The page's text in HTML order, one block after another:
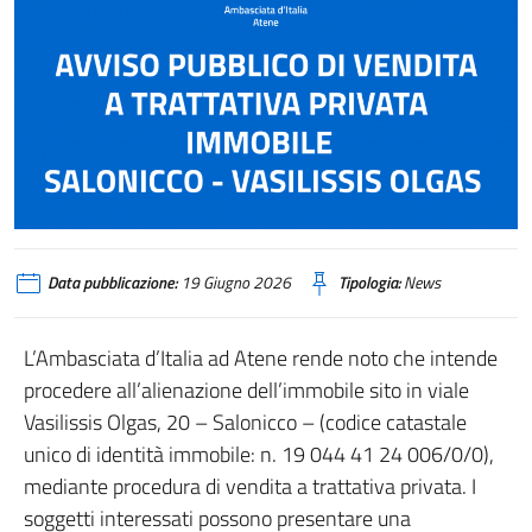
Data pubblicazione:19 Giugno 2026 Tipologia:News
L’Ambasciata d’Italia ad Atene rende noto che intende
procedere all’alienazione dell’immobile sito in viale
Vasilissis Olgas, 20 – Salonicco – (codice catastale
unico di identità immobile: n. 19 044 41 24 006/0/0),
mediante procedura di vendita a trattativa privata. I
soggetti interessati possono presentare una